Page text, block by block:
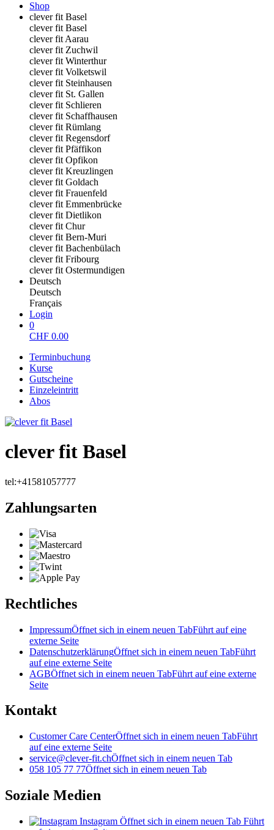
Shop
clever fit Basel
clever fit Basel
clever fit Aarau
clever fit Zuchwil
clever fit Winterthur
clever fit Volketswil
clever fit Steinhausen
clever fit St. Gallen
clever fit Schlieren
clever fit Schaffhausen
clever fit Rümlang
clever fit Regensdorf
clever fit Pfäffikon
clever fit Opfikon
clever fit Kreuzlingen
clever fit Goldach
clever fit Frauenfeld
clever fit Emmenbrücke
clever fit Dietlikon
clever fit Chur
clever fit Bern-Muri
clever fit Bachenbülach
clever fit Fribourg
clever fit Ostermundigen
Deutsch
Deutsch
Français
Login
0
CHF 0.00
Terminbuchung
Kurse
Gutscheine
Einzeleintritt
Abos
clever fit Basel
tel:+41581057777
Zahlungsarten
Rechtliches
ImpressumÖffnet sich in einem neuen TabFührt auf eine
externe Seite
DatenschutzerklärungÖffnet sich in einem neuen TabFührt
auf eine externe Seite
AGBÖffnet sich in einem neuen TabFührt auf eine externe
Seite
Kontakt
Customer Care CenterÖffnet sich in einem neuen TabFührt
auf eine externe Seite
service@clever-fit.chÖffnet sich in einem neuen Tab
058 105 77 77Öffnet sich in einem neuen Tab
Soziale Medien
Instagram Öffnet sich in einem neuen Tab Führt